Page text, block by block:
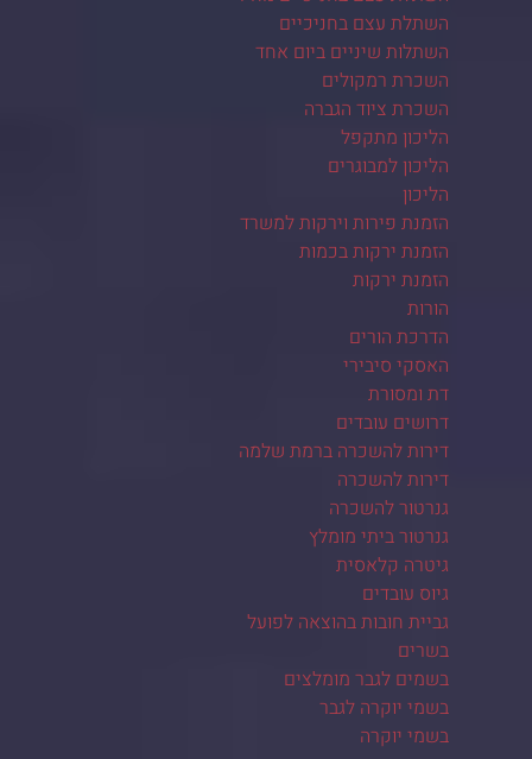
השתלת עצם בחניכיים
השתלות שיניים ביום אחד
השכרת רמקולים
השכרת ציוד הגברה
הליכון מתקפל
הליכון למבוגרים
הליכון
הזמנת פירות וירקות למשרד
הזמנת ירקות בכמות
הזמנת ירקות
הורות
הדרכת הורים
האסקי סיבירי
דת ומסורת
דרושים עובדים
דירות להשכרה ברמת שלמה
דירות להשכרה
גנרטור להשכרה
גנרטור ביתי מומלץ
גיטרה קלאסית
גיוס עובדים
גביית חובות בהוצאה לפועל
בשרים
בשמים לגבר מומלצים
בשמי יוקרה לגבר
בשמי יוקרה